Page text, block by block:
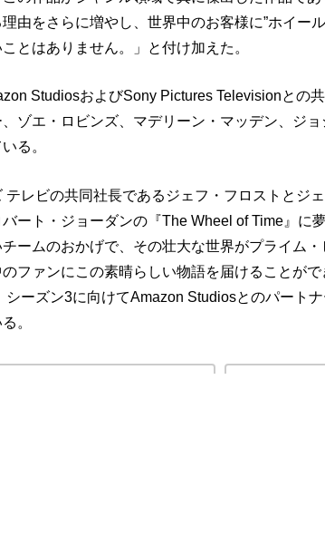
由をさらに増やし、世界中のお客様に”ホイー
とはありません。」と付け加えた。
StudiosおよびSony Pictures Televisionとの
ゾエ・ロビンズ、マデリーン・マッデン、ジ
る。
テレビの共同社長であるジェフ・フロストとジ
ート・ジョーダンの『The Wheel of Time』に
ームのおかげで、その壮大な世界がプライム
ファンにこの素晴らしい物語を届けることが
シーズン3に向けてAmazon Studiosとのパート
。